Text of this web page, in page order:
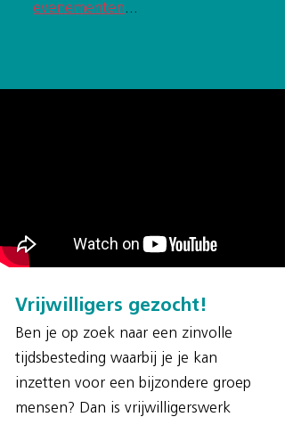
evenementen...
Vrijwilligers gezocht!
Ben je op zoek naar een zinvolle
tijdsbesteding waarbij je je kan
inzetten voor een bijzondere groep
mensen? Dan is vrijwilligerswerk